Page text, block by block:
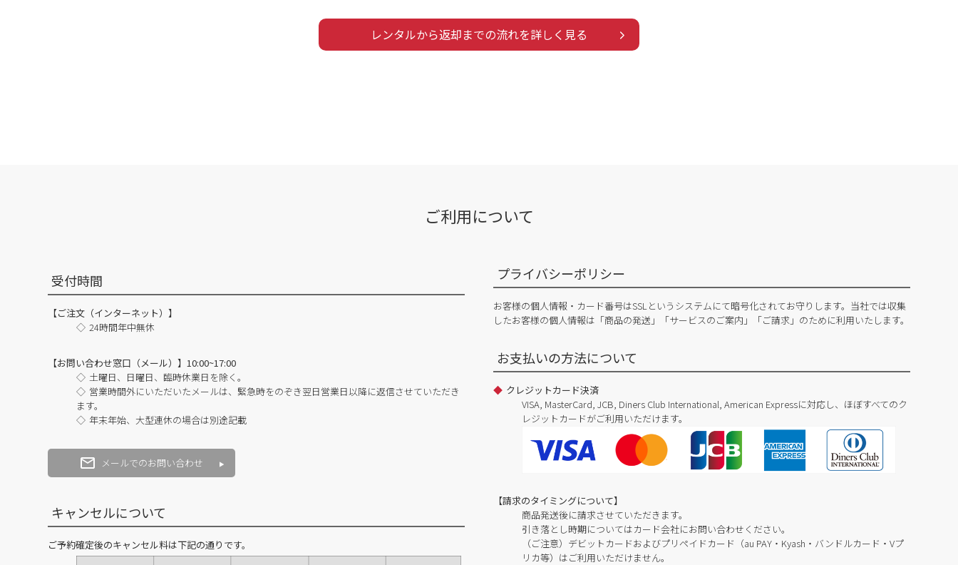
レンタルから返却までの流れを詳しく見る
ご利用について
受付時間
【ご注文（インターネット）】
24時間年中無休
【お問い合わせ窓口（メール）】10:00~17:00
土曜日、日曜日、臨時休業日を除く。
営業時間外にいただいたメールは、緊急時をのぞき翌日営業日以降に返信させていただき
ます。
年末年始、大型連休の場合は別途記載
メールでのお問い合わせ
キャンセルについて
ご予約確定後のキャンセル料は下記の通りです。
プライバシーポリシー
お客様の個人情報・カード番号はSSLというシステムにて暗号化されてお守りします。当社では収集
したお客様の個人情報は「商品の発送」「サービスのご案内」「ご請求」のために利用いたします。
お支払いの方法について
クレジットカード決済
VISA, MasterCard, JCB, Diners Club International, American Expressに対応し、ほぼすべてのク
レジットカードがご利用いただけます。
【請求のタイミングについて】
商品発送後に請求させていただきます。
引き落とし時期についてはカード会社にお問い合わせください。
（ご注意）デビットカードおよびプリペイドカード（au PAY・Kyash・バンドルカード・Vプ
リカ等）はご利用いただけません。